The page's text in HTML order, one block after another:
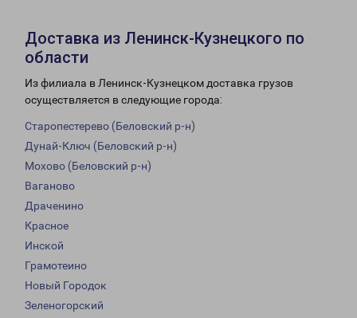
Доставка из Ленинск-Кузнецкого по
области
Из филиала в Ленинск-Кузнецком доставка грузов
осуществляется в следующие города:
Старопестерево (Беловский р-н)
Дунай-Ключ (Беловский р-н)
Мохово (Беловский р-н)
Ваганово
Драченино
Красное
Инской
Грамотеино
Новый Городок
Зеленогорский